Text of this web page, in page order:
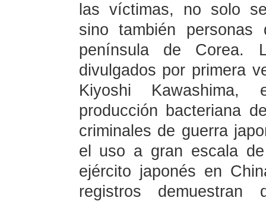
las víctimas, no solo
sino también
península de Corea.
divulgados por primera
Kiyoshi Kawashima,
producción bacteriana
criminales de guerra
el uso a gran escala
ejército japonés en
registros